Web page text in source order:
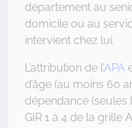
département au
domicile ou au
intervient chez lui.
L’attribution de l’APA
d’âge (au moins 60
dépendance (seules
GIR 1 à 4 de la grille